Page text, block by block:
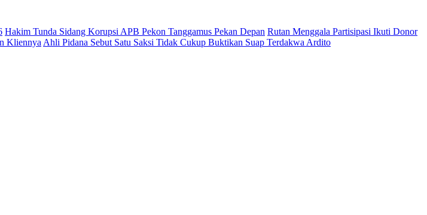
Hakim Tunda Sidang Korupsi APB Pekon Tanggamus Pekan Depan Rutan Menggala Partisipasi Ikuti Donor
Kliennya Ahli Pidana Sebut Satu Saksi Tidak Cukup Buktikan Suap Terdakwa Ardito